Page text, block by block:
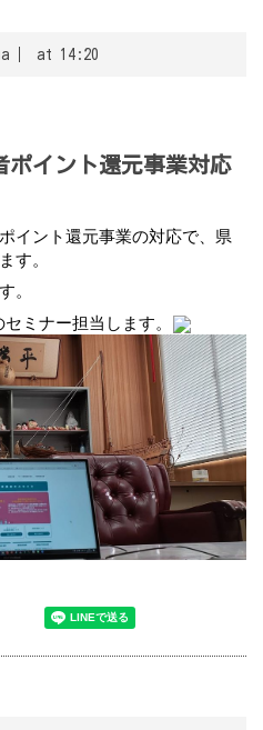
at 14:20
ポイント還元事業対応
イント還元事業の対応で、県
す。
。
ミナー担当します。